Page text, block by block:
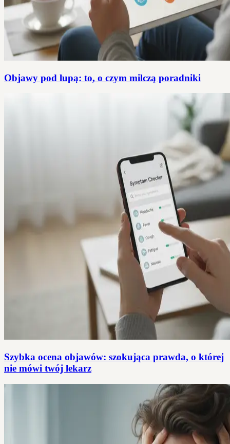
Objawy pod lupą: to, o czym milczą poradniki
Szybka ocena objawów: szokująca prawda, o której
nie mówi twój lekarz